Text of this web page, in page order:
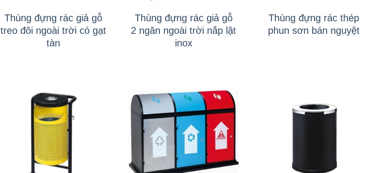
Thùng đựng rác giả gỗ
treo đôi ngoài trời có gạt
tàn
Thùng đựng rác giả gỗ
2 ngăn ngoài trời nắp lật
inox
Thùng đựng rác thép
phun sơn bán nguyệt